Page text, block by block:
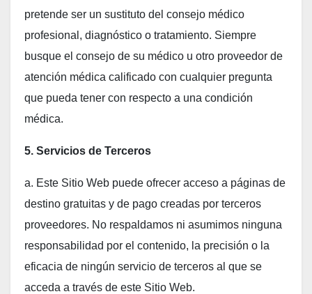
pretende ser un sustituto del consejo médico
profesional, diagnóstico o tratamiento. Siempre
busque el consejo de su médico u otro proveedor de
atención médica calificado con cualquier pregunta
que pueda tener con respecto a una condición
médica.
5. Servicios de Terceros
a. Este Sitio Web puede ofrecer acceso a páginas de
destino gratuitas y de pago creadas por terceros
proveedores. No respaldamos ni asumimos ninguna
responsabilidad por el contenido, la precisión o la
eficacia de ningún servicio de terceros al que se
acceda a través de este Sitio Web.